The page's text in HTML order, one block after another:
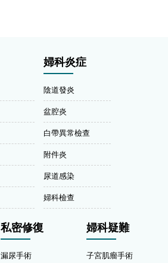
婦科炎症
陰道發炎
盆腔炎
白帶異常檢查
附件炎
尿道感染
婦科檢查
私密修復
漏尿手術
婦科疑難
子宮肌瘤手術